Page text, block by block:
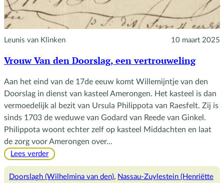
Leunis van Klinken 10 maart 2025
Vrouw Van den Doorslag, een vertrouweling
Aan het eind van de 17de eeuw komt Willemijntje van den
Doorslag in dienst van kasteel Amerongen. Het kasteel is dan
vermoedelijk al bezit van Ursula Philippota van Raesfelt. Zij is
sinds 1703 de weduwe van Godard van Reede van Ginkel.
Philippota woont echter zelf op kasteel Middachten en laat
de zorg voor Amerongen over…
Lees verder:
Van
Doorslagh (Wilhelmina van den), Nassau-Zuylestein (Henriëtte